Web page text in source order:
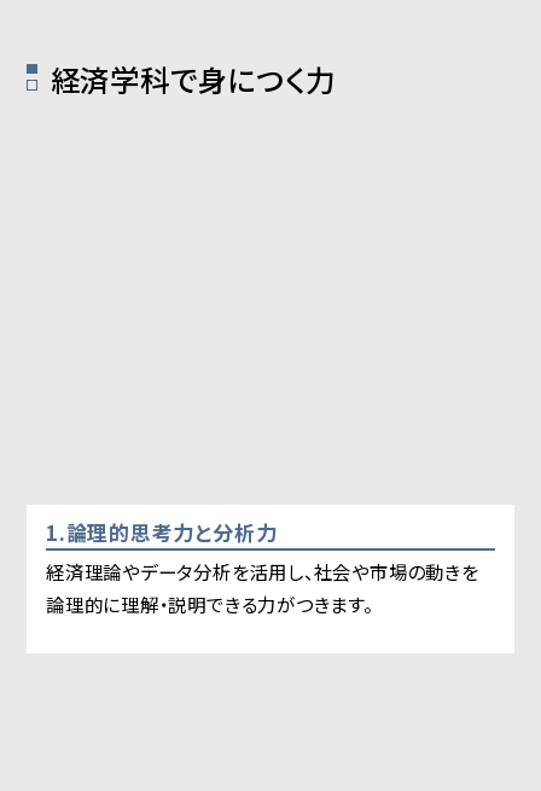
経済学科で身につく力
1.論理的思考力と分析力
経済理論やデータ分析を活用し、社会や市場の動きを
論理的に理解・説明できる力がつきます。